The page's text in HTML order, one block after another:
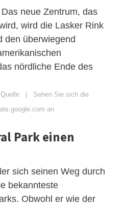
neue Zentrum, das
wird die Lasker Rink
den überwiegend
nördliche Ende des
| Sehen Sie sich die
an
Park einen
sich seinen Weg durch
bekannteste
Obwohl er wie der